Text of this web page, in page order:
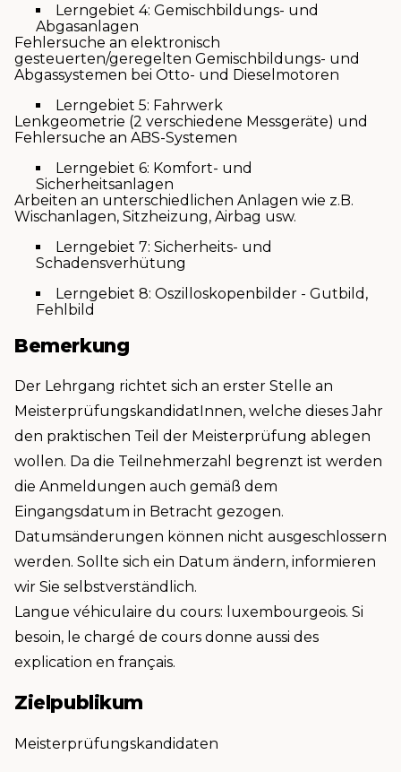
Lerngebiet 4: Gemischbildungs- und
Abgasanlagen
Fehlersuche an elektronisch
gesteuerten/geregelten Gemischbildungs- und
Abgassystemen bei Otto- und Dieselmotoren
Lerngebiet 5: Fahrwerk
Lenkgeometrie (2 verschiedene Messgeräte) und
Fehlersuche an ABS-Systemen
Lerngebiet 6: Komfort- und
Sicherheitsanlagen
Arbeiten an unterschiedlichen Anlagen wie z.B.
Wischanlagen, Sitzheizung, Airbag usw.
Lerngebiet 7: Sicherheits- und
Schadensverhütung
Lerngebiet 8: Oszilloskopenbilder - Gutbild,
Fehlbild
Bemerkung
Der Lehrgang richtet sich an erster Stelle an
MeisterprüfungskandidatInnen, welche dieses Jahr
den praktischen Teil der Meisterprüfung ablegen
wollen. Da die Teilnehmerzahl begrenzt ist werden
die Anmeldungen auch gemäß dem
Eingangsdatum in Betracht gezogen.
Datumsänderungen können nicht ausgeschlossern
werden. Sollte sich ein Datum ändern, informieren
wir Sie selbstverständlich.
Langue véhiculaire du cours: luxembourgeois. Si
besoin, le chargé de cours donne aussi des
explication en français.
Zielpublikum
Meisterprüfungskandidaten